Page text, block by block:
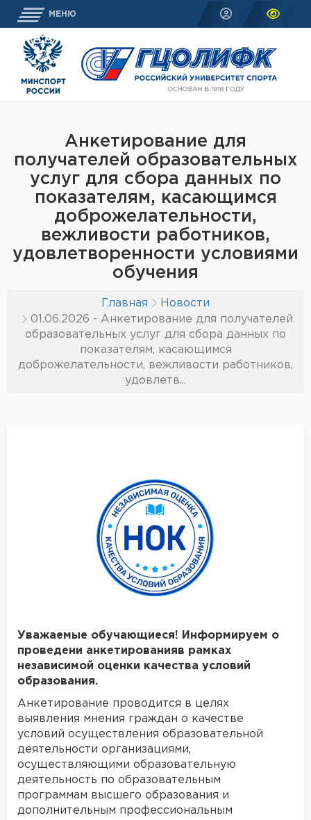
МЕНЮ
Анкетирование для
получателей образовательных
услуг для сбора данных по
показателям, касающимся
доброжелательности,
вежливости работников,
удовлетворенности условиями
обучения
Главная
Новости
01.06.2026 - Анкетирование для получателей
образовательных услуг для сбора данных по
показателям, касающимся
доброжелательности, вежливости работников,
удовлетв...
Уважаемые обучающиеся! Информируем о
проведени анкетированияв рамках
независимой оценки качества условий
образования.
Анкетирование проводится в целях
выявления мнения граждан о качестве
условий осуществления образовательной
деятельности организациями,
осуществляющими образовательную
деятельность по образовательным
программам высшего образования и
дополнительным профессиональным